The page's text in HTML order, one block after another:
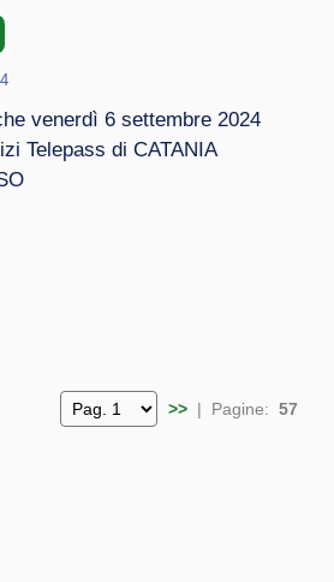
venerdì 6 settembre 2024
Telepass di CATANIA
>> | Pagine: 57